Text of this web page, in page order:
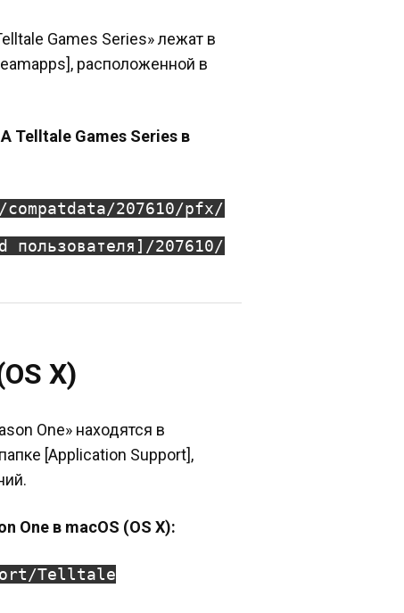
Games Series» лежат в
расположенной в
Telltale Games Series в
compatdata/207610/pfx/
207610/
X)
One» находятся в
[Application Support],
One в macOS (OS X):
Telltale